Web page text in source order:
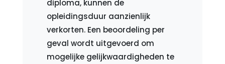
diploma, kunnen de
opleidingsduur aanzienlijk
verkorten. Een beoordeling per
geval wordt uitgevoerd om
mogelijke gelijkwaardigheden te